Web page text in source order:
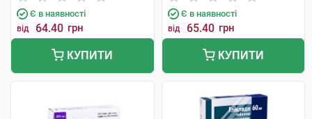
Є в наявності
від 64.40 грн
КУПИТИ
Є в наявності
від 65.40 грн
КУПИТИ